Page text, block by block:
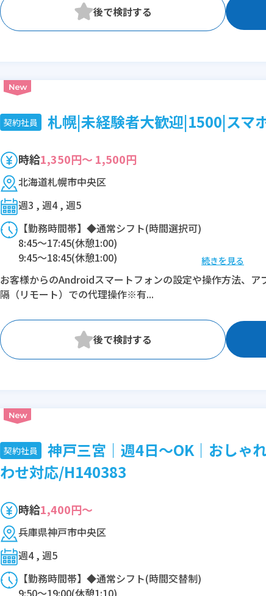
・8:45-16:00かつ週5日勤務
契約社員 札幌|未経験者大歓迎|1500|スマ
時給1,350円～ 1,500円
北海道札幌市中央区
週3 , 週4 , 週5
【勤務時間帯】◆通常シフト(時間選択可)
8:45〜17:45(休憩1:00)
9:45〜18:45(休憩1:00)
11:45〜20:15(休憩1:00)
※残業：0〜10時間程度/月
続きを見る
お客様からのAndroidスマートフォンの設定や操作方法、
隔（リモート）での代理操作※有...
契約社員
神戸三宮｜週4日～OK｜おしゃ
わせ対応/H140383
時給1,400円～
兵庫県神戸市中央区
週4 , 週5
【勤務時間帯】◆通常シフト(時間交替制)
9:50〜19:00(休憩1:10)